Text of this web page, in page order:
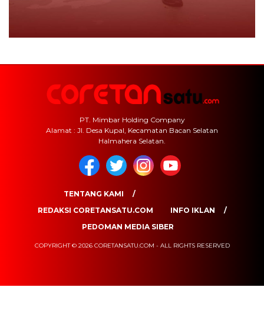
PT. Mimbar Holding Company
Alamat : Jl. Desa Kupal, Kecamatan Bacan Selatan
Halmahera Selatan.
TENTANG KAMI
REDAKSI CORETANSATU.COM
INFO IKLAN
PEDOMAN MEDIA SIBER
COPYRIGHT © 2026 CORETANSATU.COM - ALL RIGHTS RESERVED